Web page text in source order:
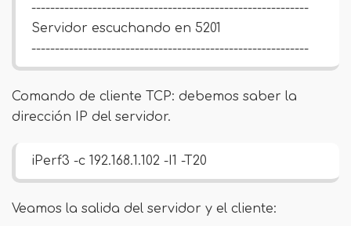
-----------------------------------------------------------
Servidor escuchando en 5201
-----------------------------------------------------------
Comando de cliente TCP: debemos saber la
dirección IP del servidor.
iPerf3 -c 192.168.1.102 -I1 -T20
Veamos la salida del servidor y el cliente: